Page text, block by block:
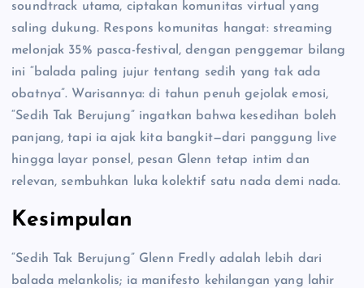
soundtrack utama, ciptakan komunitas virtual yang
saling dukung. Respons komunitas hangat: streaming
melonjak 35% pasca-festival, dengan penggemar bilang
ini “balada paling jujur tentang sedih yang tak ada
obatnya”. Warisannya: di tahun penuh gejolak emosi,
“Sedih Tak Berujung” ingatkan bahwa kesedihan boleh
panjang, tapi ia ajak kita bangkit—dari panggung live
hingga layar ponsel, pesan Glenn tetap intim dan
relevan, sembuhkan luka kolektif satu nada demi nada.
Kesimpulan
“Sedih Tak Berujung” Glenn Fredly adalah lebih dari
balada melankolis; ia manifesto kehilangan yang lahir